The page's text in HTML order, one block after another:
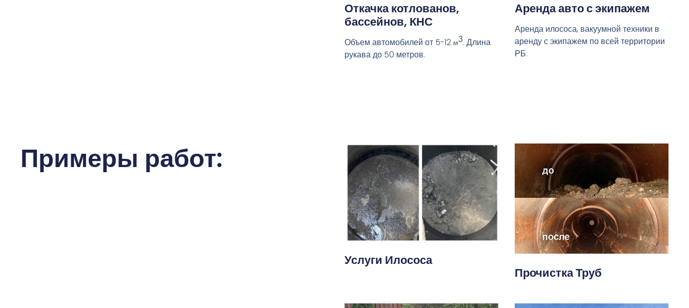
Откачка котлованов,
бассейнов, КНС
Объем автомобилей от 5-12 м3. Длина
рукава до 50 метров.
Аренда авто с экипажем
Аренда илососа, вакуумной техники в
аренду с экипажем по всей территории
РБ.
Примеры работ:
Услуги Илососа
Прочистка Труб